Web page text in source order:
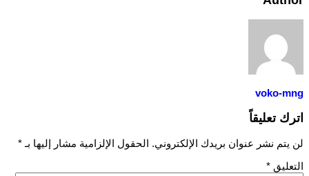
voko-mng
اترك تعليقاً
لن يتم نشر عنوان بريدك الإلكتروني. الحقول الإلزامية مشار إليها بـ *
التعليق *